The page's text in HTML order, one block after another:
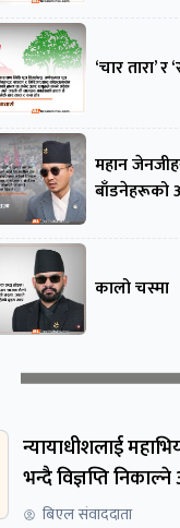
‘चार तारा’
महान
बाँडनेहरूको
कालो चस्मा
न्यायाधीशलाई
भन्दै विज्ञप्ति निकाल्ने
संसदीय समितिमा
बिएल संवाददाता